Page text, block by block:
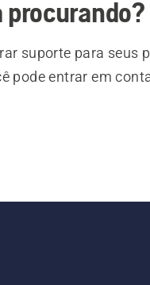
procurando?
suporte para seus
pode entrar em